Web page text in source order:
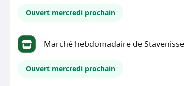
Ouvert mercredi prochain
Marché hebdomadaire de Stavenisse
Ouvert mercredi prochain